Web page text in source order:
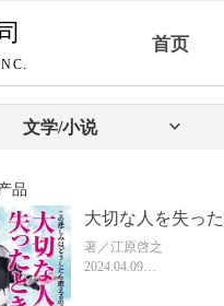
首页
品
大切な人を失っ
著／江原啓之
2024.04.09
ꀁ
文学/小说